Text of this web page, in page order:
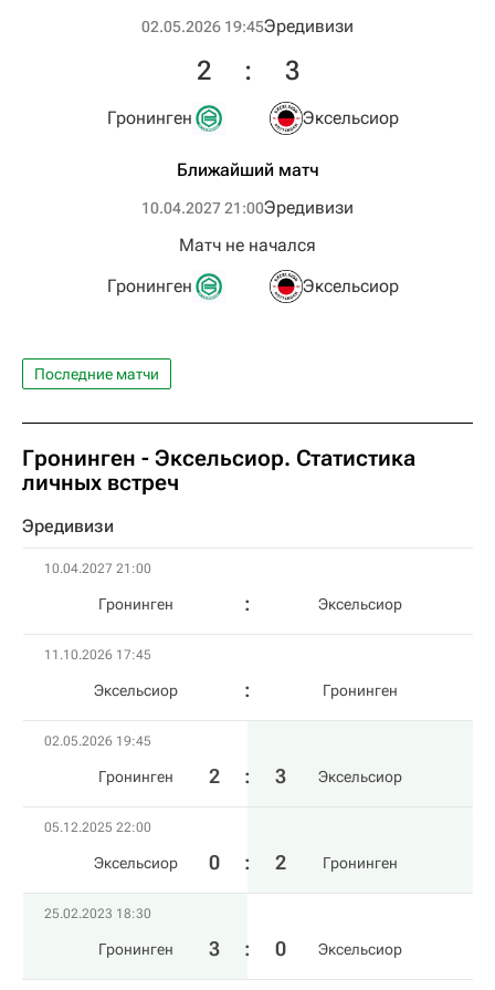
02.05.2026 19:45Эредивизи
Гронинген
2 : 3
Эксельсиор
Ближайший матч
10.04.2027 21:00Эредивизи
Гронинген
Матч не начался
Эксельсиор
Последние матчи
Гронинген - Эксельсиор. Статистика
личных встреч
Эредивизи
10.04.2027 21:00
Гронинген Эксельсиор
11.10.2026 17:45
Эксельсиор Гронинген
02.05.2026 19:45
Гронинген 2 : 3 Эксельсиор
05.12.2025 22:00
Эксельсиор 0 : 2 Гронинген
25.02.2023 18:30
Гронинген 3 : 0 Эксельсиор